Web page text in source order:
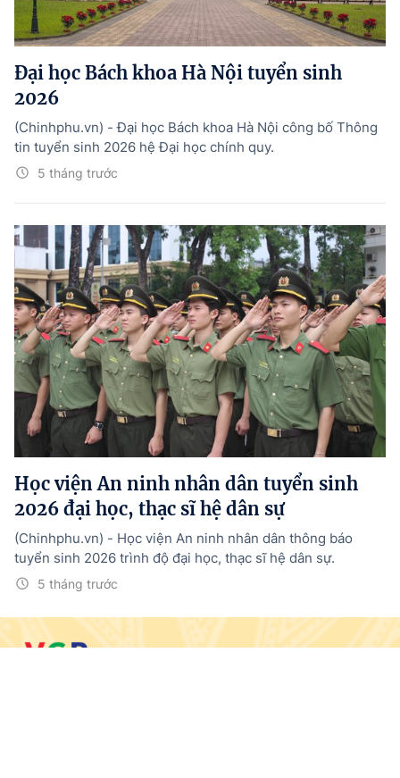
Đại học Bách khoa Hà Nội tuyển sinh
2026
5 tháng trước
(Chinhphu.vn) - Đại học Bách khoa Hà Nội công bố Thông
tin tuyển sinh 2026 hệ Đại học chính quy.
Học viện An ninh nhân dân tuyển sinh
2026 đại học, thạc sĩ hệ dân sự
5 tháng trước
(Chinhphu.vn) - Học viện An ninh nhân dân thông báo
tuyển sinh 2026 trình độ đại học, thạc sĩ hệ dân sự.